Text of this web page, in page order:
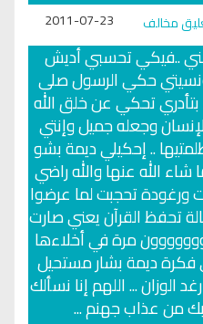
مخالف 2011-07-23
..فيكي تحسبي أديش
حكي الرسول صلى
تحكي عن خلق الله
وجعله جميل وإنتي
.. إحكيلي ديمة بشو
الله عنها والله راضي
ورغودة تحجبت لما عرضوا
تحفظ القرآن يعني صارت
مرة في أخلاءها
فكرة ديمة بشار مستحيل
الوزان ... اللهم إنا نسألك
من عذاب جهنم ...